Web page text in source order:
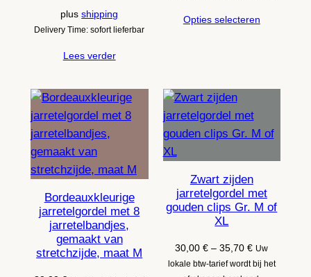
plusshipping
Delivery Time: sofort lieferbar
Lees verder
Opties selecteren
Bordeauxkleurige
jarretelgordel met 8
jarretelbandjes,
gemaakt van
stretchzijde, maat M
Zwart zijden
jarretelgordel met
gouden clips Gr. M of
XL
30,00€ – 35,70€Prijsklasse:
30,00 €
Uw
lokale btw-tarief wordt bij het